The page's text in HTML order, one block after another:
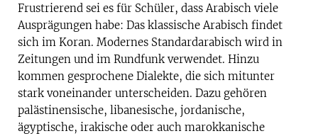
Frustrierend sei es für Schüler, dass Arabisch viele
Ausprägungen habe: Das klassische Arabisch findet
sich im Koran. Modernes Standardarabisch wird in
Zeitungen und im Rundfunk verwendet. Hinzu
kommen gesprochene Dialekte, die sich mitunter
stark voneinander unterscheiden. Dazu gehören
palästinensische, libanesische, jordanische,
ägyptische, irakische oder auch marokkanische